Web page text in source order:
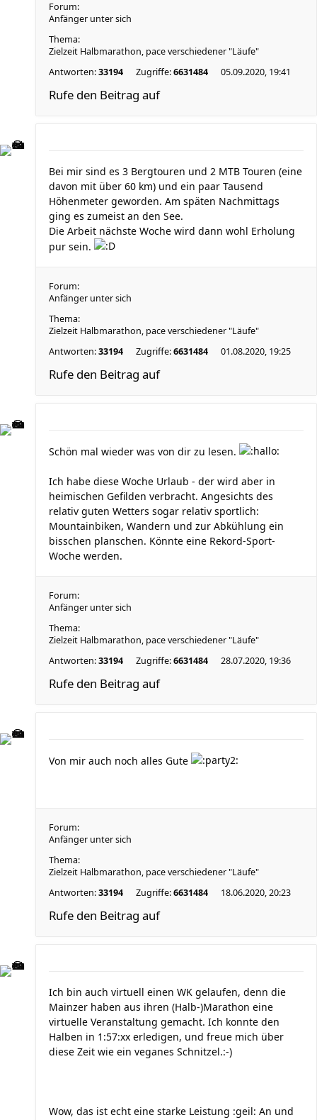
Forum:
Anfänger unter sich
Thema:
Zielzeit Halbmarathon, pace verschiedener "Läufe"
Antworten:33194 Zugriffe:6631484 05.09.2020, 19:41
Rufe den Beitrag auf
Bei mir sind es 3 Bergtouren und 2 MTB Touren (eine
davon mit über 60 km) und ein paar Tausend
Höhenmeter geworden. Am späten Nachmittags
ging es zumeist an den See.
Die Arbeit nächste Woche wird dann wohl Erholung
pur sein.
Forum:
Anfänger unter sich
Thema:
Zielzeit Halbmarathon, pace verschiedener "Läufe"
Antworten:33194 Zugriffe:6631484 01.08.2020, 19:25
Rufe den Beitrag auf
Schön mal wieder was von dir zu lesen.
Ich habe diese Woche Urlaub - der wird aber in
heimischen Gefilden verbracht. Angesichts des
relativ guten Wetters sogar relativ sportlich:
Mountainbiken, Wandern und zur Abkühlung ein
bisschen planschen. Könnte eine Rekord-Sport-
Woche werden.
Forum:
Anfänger unter sich
Thema:
Zielzeit Halbmarathon, pace verschiedener "Läufe"
Antworten:33194 Zugriffe:6631484 28.07.2020, 19:36
Rufe den Beitrag auf
Von mir auch noch alles Gute
Forum:
Anfänger unter sich
Thema:
Zielzeit Halbmarathon, pace verschiedener "Läufe"
Antworten:33194 Zugriffe:6631484 18.06.2020, 20:23
Rufe den Beitrag auf
Ich bin auch virtuell einen WK gelaufen, denn die
Mainzer haben aus ihren (Halb-)Marathon eine
virtuelle Veranstaltung gemacht. Ich konnte den
Halben in 1:57:xx erledigen, und freue mich über
diese Zeit wie ein veganes Schnitzel.:-)
Wow, das ist echt eine starke Leistung :geil: An und